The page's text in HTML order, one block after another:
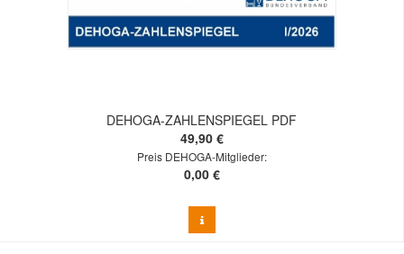
DEHOGA-ZAHLENSPIEGEL PDF
49,90 €
Preis DEHOGA-Mitglieder:
0,00 €